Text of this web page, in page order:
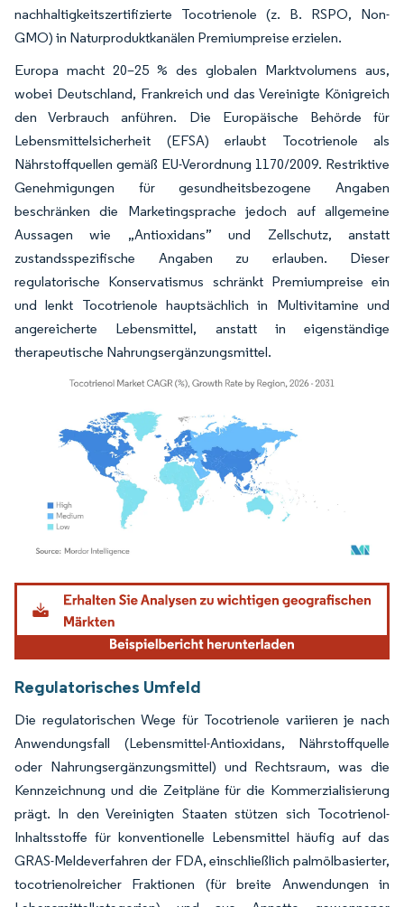
nachhaltigkeitszertifizierte Tocotrienole (z. B. RSPO, Non-
GMO) in Naturproduktkanälen Premiumpreise erzielen.
Europa macht 20–25 % des globalen Marktvolumens aus,
wobei Deutschland, Frankreich und das Vereinigte Königreich
den Verbrauch anführen. Die Europäische Behörde für
Lebensmittelsicherheit (EFSA) erlaubt Tocotrienole als
Nährstoffquellen gemäß EU-Verordnung 1170/2009. Restriktive
Genehmigungen für gesundheitsbezogene Angaben
beschränken die Marketingsprache jedoch auf allgemeine
Aussagen wie „Antioxidans” und Zellschutz, anstatt
zustandsspezifische Angaben zu erlauben. Dieser
regulatorische Konservatismus schränkt Premiumpreise ein
und lenkt Tocotrienole hauptsächlich in Multivitamine und
angereicherte Lebensmittel, anstatt in eigenständige
therapeutische Nahrungsergänzungsmittel.
Bild © Mordor Intelligence. Wiederverwendung erfordert Namensnennung gemäß
Regulatorisches Umfeld
Die regulatorischen Wege für Tocotrienole variieren je nach
Anwendungsfall (Lebensmittel-Antioxidans, Nährstoffquelle
oder Nahrungsergänzungsmittel) und Rechtsraum, was die
Kennzeichnung und die Zeitpläne für die Kommerzialisierung
prägt. In den Vereinigten Staaten stützen sich Tocotrienol-
Inhaltsstoffe für konventionelle Lebensmittel häufig auf das
GRAS-Meldeverfahren der FDA, einschließlich palmölbasierter,
tocotrienolreicher Fraktionen (für breite Anwendungen in